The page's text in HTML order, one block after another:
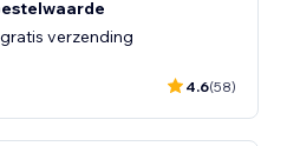
verzending
4.6(58)